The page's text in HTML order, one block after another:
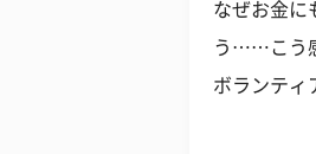
なぜお金に
う……こう
ボランティ